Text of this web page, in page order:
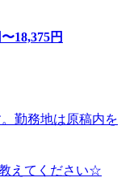
〜18,375円
勤務地は原稿内を
えてください☆